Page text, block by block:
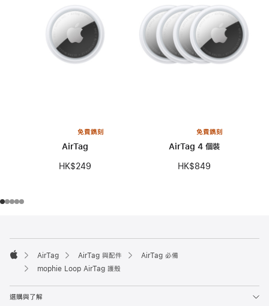
免費鐫刻
AirTag
HK$249
免費鐫刻
AirTag 4 個裝
HK$849
腳
Apple
AirTag AirTag 與配件
AirTag 必備
mophie Loop AirTag 護殼
選購與了解